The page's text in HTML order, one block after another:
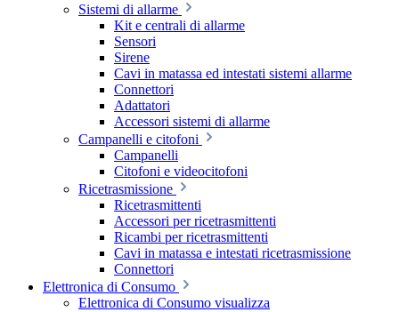
Sistemi di allarme
Kit e centrali di allarme
Sensori
Sirene
Cavi in matassa ed intestati sistemi allarme
Connettori
Adattatori
Accessori sistemi di allarme
Campanelli e citofoni
Campanelli
Citofoni e videocitofoni
Ricetrasmissione
Ricetrasmittenti
Accessori per ricetrasmittenti
Ricambi per ricetrasmittenti
Cavi in matassa e intestati ricetrasmissione
Connettori
Elettronica di Consumo
Elettronica di Consumo visualizza